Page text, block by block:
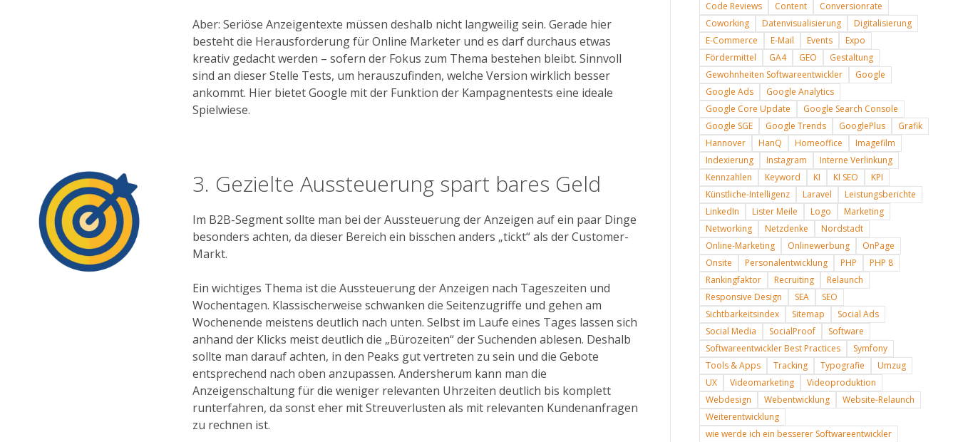
Aber: Seriöse Anzeigentexte müssen deshalb nicht langweilig sein. Gerade hier
besteht die Herausforderung für Online Marketer und es darf durchaus etwas
kreativ gedacht werden – sofern der Fokus zum Thema bestehen bleibt. Sinnvoll
sind an dieser Stelle Tests, um herauszufinden, welche Version wirklich besser
ankommt. Hier bietet Google mit der Funktion der Kampagnentests eine ideale
Spielwiese.
3. Gezielte Aussteuerung spart bares Geld
Im B2B-Segment sollte man bei der Aussteuerung der Anzeigen auf ein paar Dinge
besonders achten, da dieser Bereich ein bisschen anders „tickt“ als der Customer-
Markt.
Ein wichtiges Thema ist die Aussteuerung der Anzeigen nach Tageszeiten und
Wochentagen. Klassischerweise schwanken die Seitenzugriffe und gehen am
Wochenende meistens deutlich nach unten. Selbst im Laufe eines Tages lassen sich
anhand der Klicks meist deutlich die „Bürozeiten“ der Suchenden ablesen. Deshalb
sollte man darauf achten, in den Peaks gut vertreten zu sein und die Gebote
entsprechend nach oben anzupassen. Andersherum kann man die
Anzeigenschaltung für die weniger relevanten Uhrzeiten deutlich bis komplett
runterfahren, da sonst eher mit Streuverlusten als mit relevanten Kundenanfragen
zu rechnen ist.
Code Reviews
Content
Conversionrate
Coworking
Datenvisualisierung
Digitalisierung
E-Commerce
E-Mail Events
Expo
Fördermittel
GA4 GEO
Gestaltung
Gewohnheiten Softwareentwickler
Google
Google Ads
Google Analytics
Google Core Update
Google Search Console
Google SGE
Google Trends GooglePlus
Grafik
Hannover
HanQ Homeoffice
Imagefilm
Indexierung
Instagram
Interne Verlinkung
Kennzahlen
Keyword KI KI SEO
KPI
Künstliche-Intelligenz
Laravel
Leistungsberichte
LinkedIn
Lister Meile Logo
Marketing
Networking
Netzdenke
Nordstadt
Online-Marketing
Onlinewerbung
OnPage
Onsite
Personalentwicklung PHP
PHP 8
Rankingfaktor
Recruiting
Relaunch
Responsive Design
SEA
SEO
Sichtbarkeitsindex
Sitemap
Social Ads
Social Media
SocialProof
Software
Softwareentwickler Best Practices
Symfony
Tools & Apps
Tracking Typografie
Umzug
UX
Videomarketing
Videoproduktion
Webdesign
Webentwicklung
Website-Relaunch
Weiterentwicklung
wie werde ich ein besserer Softwareentwickler